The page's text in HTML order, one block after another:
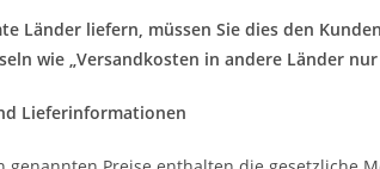
Länder liefern, müssen Sie dies den
wie „Versandkosten in andere Länder
Lieferinformationen